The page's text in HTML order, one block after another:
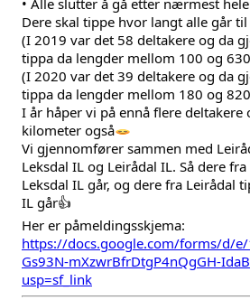
• Alle slutter å gå etter nærmest
Dere skal tippe hvor langt alle går
(I 2019 var det 58 deltakere og da
tippa da lengder mellom 100 og
(I 2020 var det 39 deltakere og da
tippa da lengder mellom 180 og
I år håper vi på ennå flere
kilometer også
Vi gjennomfører sammen med
Leksdal IL og Leirådal IL. Så dere
Leksdal IL går, og dere fra Leirådal
IL går👍
https://docs.google.com/forms/d/e/
Gs93N-mXzwrBfrDtgP4nQgGH-
usp=sf_link